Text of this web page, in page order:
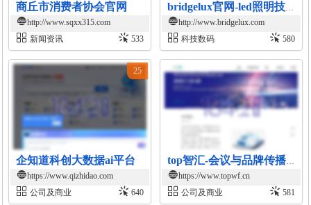
商丘市消费者协会官网
http://www.sqxx315.com
新闻资讯
533
bridgelux官网-led照明技术与解决方案
http://www.bridgelux.com
科技数码
580
企知道科创大数据ai平台
https://www.qizhidao.com
公司及商业
640
25
top智汇-会议与品牌传播服务平台
https://www.topwf.cn
公司及商业
581